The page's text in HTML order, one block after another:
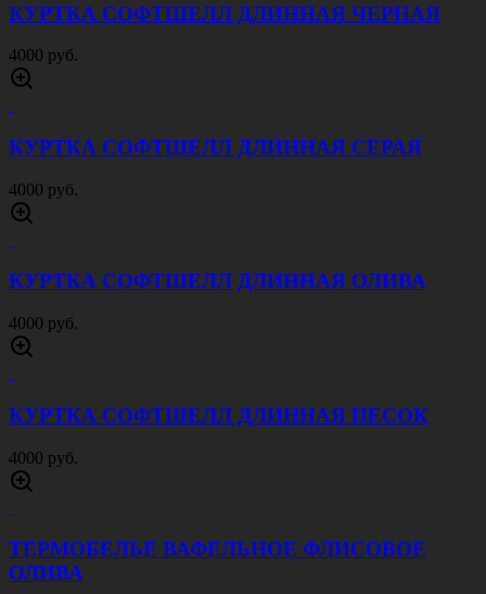
КУРТКА СОФТШЕЛЛ ДЛИННАЯ ЧЕРНАЯ
4000 руб.
КУРТКА СОФТШЕЛЛ ДЛИННАЯ СЕРАЯ
4000 руб.
КУРТКА СОФТШЕЛЛ ДЛИННАЯ ОЛИВА
4000 руб.
КУРТКА СОФТШЕЛЛ ДЛИННАЯ ПЕСОК
4000 руб.
ТЕРМОБЕЛЬЕ ВАФЕЛЬНОЕ ФЛИСОВОЕ
ОЛИВА